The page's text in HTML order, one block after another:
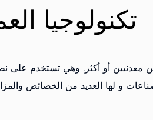
تكنولوجيا
معدنيين أو أكثر. وهي تستخدم على